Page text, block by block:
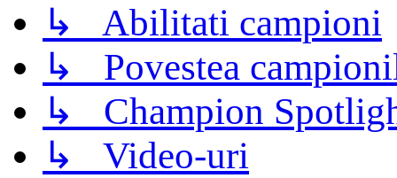
↳ Abilitati campioni
↳ Povestea
↳ Champion
↳ Video-uri